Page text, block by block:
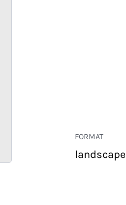
FORMAT
landscape